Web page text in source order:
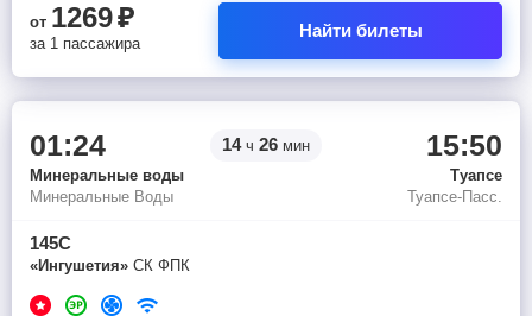
от 1269₽
за 1 пассажира
Найти билеты
01:24 14ч 26 мин 15:50
Минеральные воды
Туапсе
Минеральные Воды
Туапсе-Пасс.
145С
«Ингушетия» СК ФПК